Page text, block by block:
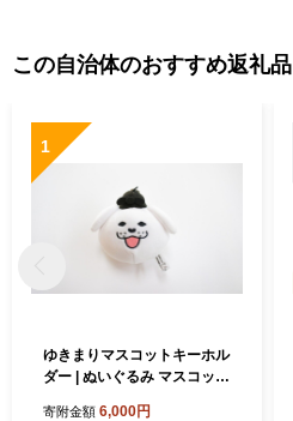
この自治体のおすすめ返礼品
1
ゆきまりマスコットキーホル
ダー | ぬいぐるみ マスコット
寄附金額 6,000円